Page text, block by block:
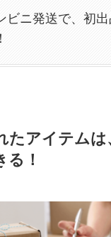
ビニ発送で、初
たアイテムは
る！